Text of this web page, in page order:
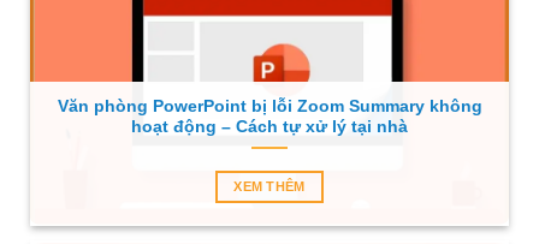
Văn phòng PowerPoint bị lỗi Zoom Summary không
hoạt động – Cách tự xử lý tại nhà
XEM THÊM